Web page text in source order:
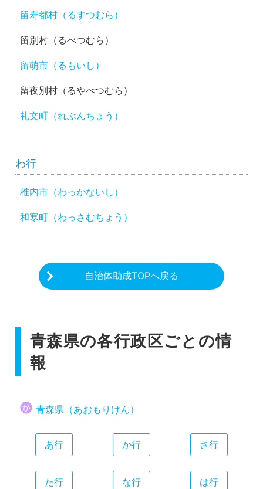
留寿都村（るすつむら）
留別村（るべつむら）
留萌市（るもいし）
留夜別村（るやべつむら）
礼文町（れぶんちょう）
わ行
稚内市（わっかないし）
和寒町（わっさむちょう）
自治体助成TOPへ戻る
青森県の各行政区ごとの情
報
青森県（あおもりけん）
あ行 か行 さ行
た行 な行 は行